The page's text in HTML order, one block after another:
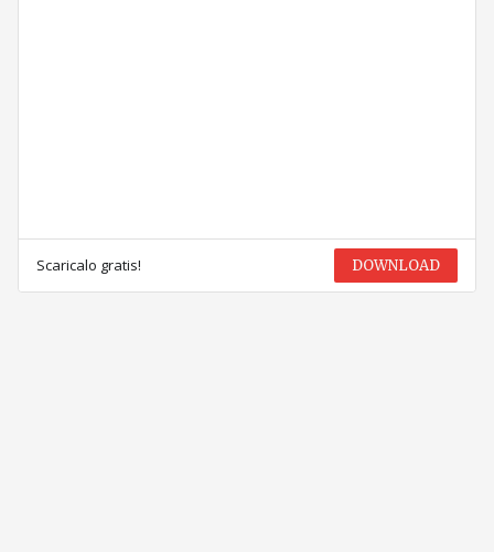
Scaricalo gratis! DOWNLOAD